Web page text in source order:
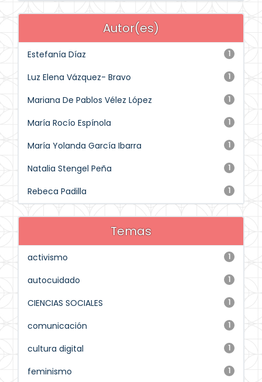
Autor(es)
1
Estefanía Díaz
1
Luz Elena Vázquez- Bravo
1
Mariana De Pablos Vélez López
1
María Rocío Espínola
1
María Yolanda García Ibarra
1
Natalia Stengel Peña
1
Rebeca Padilla
Temas
1
activismo
1
autocuidado
1
CIENCIAS SOCIALES
1
comunicación
1
cultura digital
1
feminismo